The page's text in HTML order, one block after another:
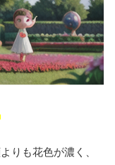
りも花色が濃く、